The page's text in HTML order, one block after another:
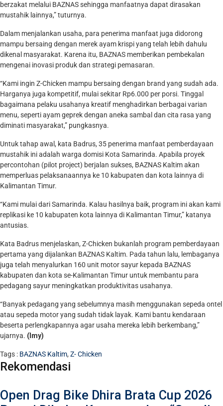
berzakat melalui BAZNAS sehingga manfaatnya dapat dirasakan
mustahik lainnya,” tuturnya.
Dalam menjalankan usaha, para penerima manfaat juga didorong
mampu bersaing dengan merek ayam krispi yang telah lebih dahulu
dikenal masyarakat. Karena itu, BAZNAS memberikan pembekalan
mengenai inovasi produk dan strategi pemasaran.
“Kami ingin Z-Chicken mampu bersaing dengan brand yang sudah ada.
Harganya juga kompetitif, mulai sekitar Rp6.000 per porsi. Tinggal
bagaimana pelaku usahanya kreatif menghadirkan berbagai varian
menu, seperti ayam geprek dengan aneka sambal dan cita rasa yang
diminati masyarakat,” pungkasnya.
Untuk tahap awal, kata Badrus, 35 penerima manfaat pemberdayaan
mustahik ini adalah warga domisi Kota Samarinda. Apabila proyek
percontohan (pilot project) berjalan sukses, BAZNAS Kaltim akan
memperluas pelaksanaannya ke 10 kabupaten dan kota lainnya di
Kalimantan Timur.
“Kami mulai dari Samarinda. Kalau hasilnya baik, program ini akan kami
replikasi ke 10 kabupaten kota lainnya di Kalimantan Timur,” katanya
antusias.
Kata Badrus menjelaskan, Z-Chicken bukanlah program pemberdayaan
pertama yang dijalankan BAZNAS Kaltim. Pada tahun lalu, lembaganya
juga telah menyalurkan 160 unit motor sayur kepada BAZNAS
kabupaten dan kota se-Kalimantan Timur untuk membantu para
pedagang sayur meningkatkan produktivitas usahanya.
“Banyak pedagang yang sebelumnya masih menggunakan sepeda ontel
atau sepeda motor yang sudah tidak layak. Kami bantu kendaraan
beserta perlengkapannya agar usaha mereka lebih berkembang,”
ujarnya. (Imy)
Tags : BAZNAS Kaltim, Z- Chicken
Rekomendasi
Open Drag Bike Dhira Brata Cup 2026